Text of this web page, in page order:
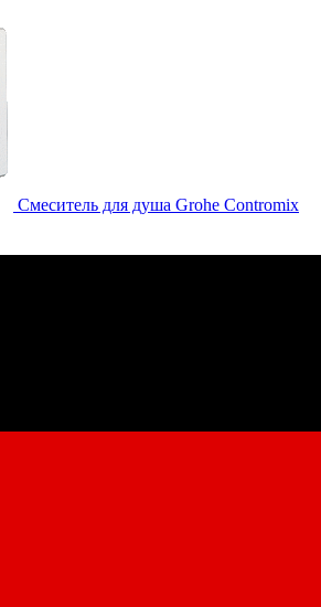
Смеситель для душа Grohe Contromix